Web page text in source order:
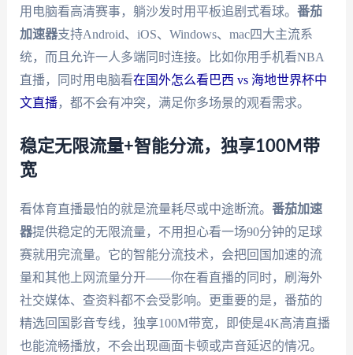
用电脑看高清赛事，躺沙发时用平板追剧式看球。 番茄
加速器支持Android、iOS、Windows、mac四大主流系
统，而且允许一人多端同时连接。比如你用手机看NBA
直播，同时用电脑看在国外怎么看巴西 vs 海地世界杯中
文直播，都不会有冲突，满足你多场景的观看需求。
稳定无限流量+智能分流，独享100M带
宽
看体育直播最怕的就是流量耗尽或中途断流。 番茄加速
器提供稳定的无限流量，不用担心看一场90分钟的足球
赛就用完流量。它的智能分流技术，会把回国加速的流
量和其他上网流量分开——你在看直播的同时，刷海外
社交媒体、查资料都不会受影响。更重要的是，番茄的
精选回国影音专线，独享100M带宽，即使是4K高清直播
也能流畅播放，不会出现画面卡顿或声音延迟的情况。